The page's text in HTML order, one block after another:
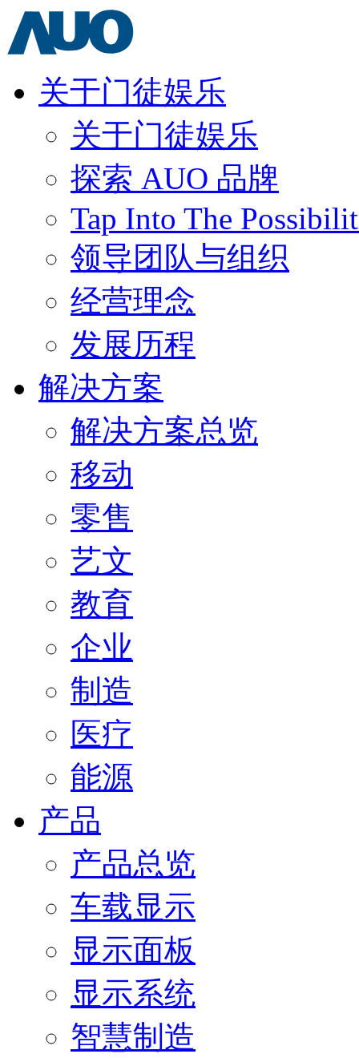
关于门徒娱乐
关于门徒娱乐
探索 AUO 品牌
Tap Into The
领导团队与组织
经营理念
发展历程
解决方案
解决方案总览
移动
零售
艺文
教育
企业
制造
医疗
能源
产品
产品总览
车载显示
显示面板
显示系统
智慧制造